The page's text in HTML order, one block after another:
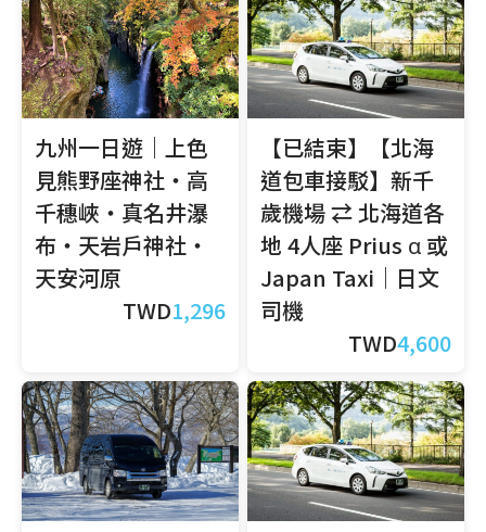
九州一日遊｜上色
見熊野座神社・高
千穗峽・真名井瀑
布・天岩戶神社・
天安河原
TWD1,296
【已結束】【北海
道包車接駁】新千
歲機場 ⇄ 北海道各
地 4人座 Prius α 或
Japan Taxi｜日文
司機
TWD4,600